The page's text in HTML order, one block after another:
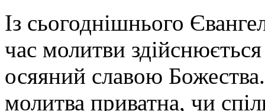
Із сьогоднішнього
час молитви
осяяний славою
молитва приватна, чи